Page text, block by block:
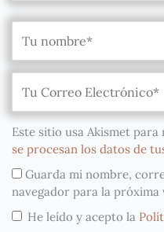
Este sitio usa Akismet para
se procesan los datos de
Guarda mi nombre,
navegador para la próxima
He leído y acepto la